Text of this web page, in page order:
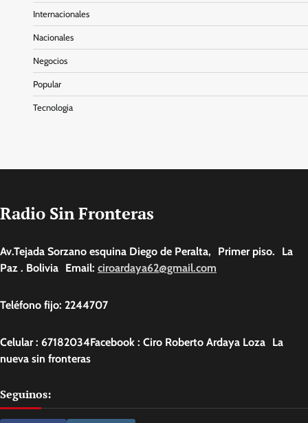
Internacionales
Nacionales
Negocios
Popular
Tecnologia
Radio Sin Fronteras
Av.Tejada Sorzano esquina Diego de Peralta, Primer piso. La
Paz . Bolivia Email: ciroardaya62@gmail.com
Teléfono fijo: 2244707
Celular : 67182034Facebook : Ciro Roberto Ardaya Loza La
nueva sin fronteras
Seguinos: